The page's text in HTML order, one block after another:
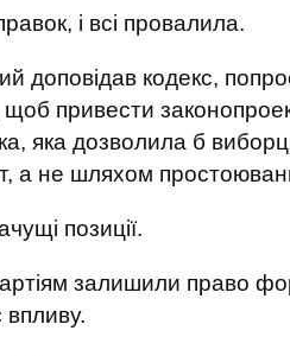
і всі провалила.
доповідав кодекс,
щоб привести
яка дозволила б
а не шляхом
позиції.
залишили право
впливу.